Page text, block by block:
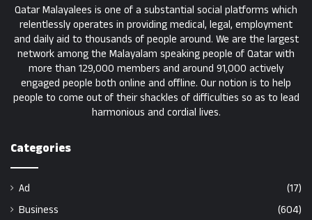
Qatar Malayalees is one of a substantial social platforms which
relentlessly operates in providing medical, legal, employment
and daily aid to thousands of people around. We are the largest
network among the Malayalam speaking people of Qatar with
more than 129,000 members and around 91,000 actively
engaged people both online and offline. Our notion is to help
people to come out of their shackles of difficulties so as to lead
harmonious and cordial lives.
Categories
Ad
(17)
Business
(604)